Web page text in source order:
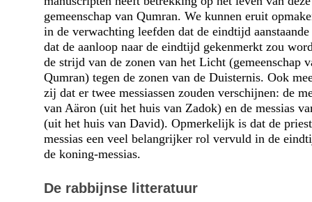
gemeenschap van Qumran. We kunnen eruit
in de verwachting leefden dat de eindtijd aanstaande
dat de aanloop naar de eindtijd gekenmerkt zou
de strijd van de zonen van het Licht (gemeenschap
Qumran) tegen de zonen van de Duisternis. Ook
zij dat er twee messiassen zouden verschijnen: de
van Aäron (uit het huis van Zadok) en de messias
(uit het huis van David). Opmerkelijk is dat de
messias een veel belangrijker rol vervuld in de
de koning-messias.
De rabbijnse litteratuur